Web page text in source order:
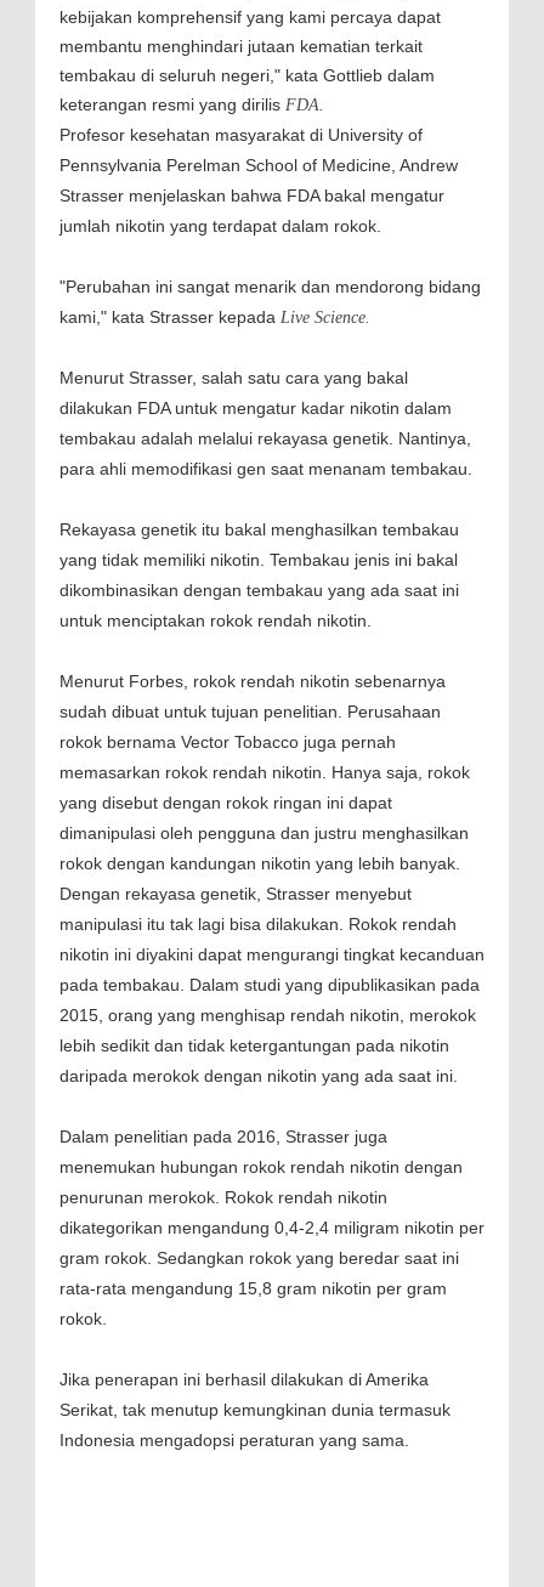
kebijakan komprehensif yang kami percaya dapat
membantu menghindari jutaan kematian terkait
tembakau di seluruh negeri," kata Gottlieb dalam
keterangan resmi yang dirilis FDA.
Profesor kesehatan masyarakat di University of
Pennsylvania Perelman School of Medicine, Andrew
Strasser menjelaskan bahwa FDA bakal mengatur
jumlah nikotin yang terdapat dalam rokok.
"Perubahan ini sangat menarik dan mendorong bidang
kami," kata Strasser kepada Live Science.
Menurut Strasser, salah satu cara yang bakal
dilakukan FDA untuk mengatur kadar nikotin dalam
tembakau adalah melalui rekayasa genetik. Nantinya,
para ahli memodifikasi gen saat menanam tembakau.
Rekayasa genetik itu bakal menghasilkan tembakau
yang tidak memiliki nikotin. Tembakau jenis ini bakal
dikombinasikan dengan tembakau yang ada saat ini
untuk menciptakan rokok rendah nikotin.
Menurut Forbes, rokok rendah nikotin sebenarnya
sudah dibuat untuk tujuan penelitian. Perusahaan
rokok bernama Vector Tobacco juga pernah
memasarkan rokok rendah nikotin. Hanya saja, rokok
yang disebut dengan rokok ringan ini dapat
dimanipulasi oleh pengguna dan justru menghasilkan
rokok dengan kandungan nikotin yang lebih banyak.
Dengan rekayasa genetik, Strasser menyebut
manipulasi itu tak lagi bisa dilakukan. Rokok rendah
nikotin ini diyakini dapat mengurangi tingkat kecanduan
pada tembakau. Dalam studi yang dipublikasikan pada
2015, orang yang menghisap rendah nikotin, merokok
lebih sedikit dan tidak ketergantungan pada nikotin
daripada merokok dengan nikotin yang ada saat ini.
Dalam penelitian pada 2016, Strasser juga
menemukan hubungan rokok rendah nikotin dengan
penurunan merokok. Rokok rendah nikotin
dikategorikan mengandung 0,4-2,4 miligram nikotin per
gram rokok. Sedangkan rokok yang beredar saat ini
rata-rata mengandung 15,8 gram nikotin per gram
rokok.
Jika penerapan ini berhasil dilakukan di Amerika
Serikat, tak menutup kemungkinan dunia termasuk
Indonesia mengadopsi peraturan yang sama.